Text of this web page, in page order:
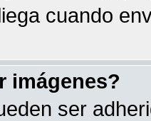
cuando
imágenes?
ser